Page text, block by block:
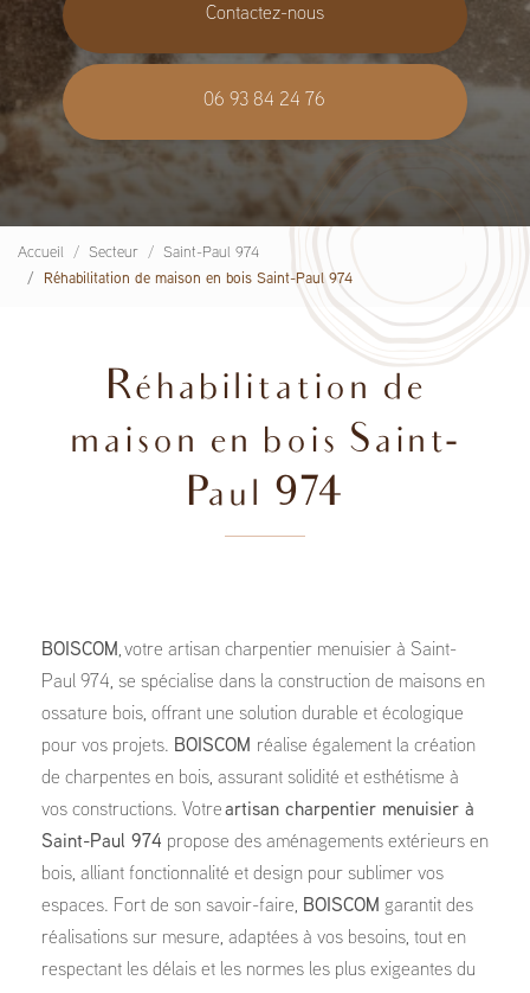
Contactez-nous
06 93 84 24 76
Accueil Secteur
Saint-Paul 974
Réhabilitation de maison en bois Saint-Paul 974
Réhabilitation de
maison en bois Saint-
Paul 974
BOISCOM, votre artisan charpentier menuisier à Saint-
Paul 974, se spécialise dans la construction de maisons en
ossature bois, offrant une solution durable et écologique
pour vos projets. BOISCOM réalise également la création
de charpentes en bois, assurant solidité et esthétisme à
vos constructions. Votre artisan charpentier menuisier à
Saint-Paul 974 propose des aménagements extérieurs en
bois, alliant fonctionnalité et design pour sublimer vos
espaces. Fort de son savoir-faire, BOISCOM garantit des
réalisations sur mesure, adaptées à vos besoins, tout en
respectant les délais et les normes les plus exigeantes du